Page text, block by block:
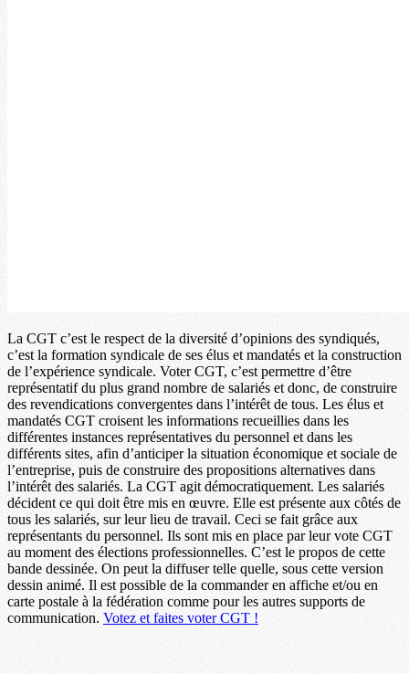
La CGT c’est le respect de la diversité d’opinions des syndiqués,
c’est la formation syndicale de ses élus et mandatés et la construction
de l’expérience syndicale. Voter CGT, c’est permettre d’être
représentatif du plus grand nombre de salariés et donc, de construire
des revendications convergentes dans l’intérêt de tous. Les élus et
mandatés CGT croisent les informations recueillies dans les
différentes instances représentatives du personnel et dans les
différents sites, afin d’anticiper la situation économique et sociale de
l’entreprise, puis de construire des propositions alternatives dans
l’intérêt des salariés. La CGT agit démocratiquement. Les salariés
décident ce qui doit être mis en œuvre. Elle est présente aux côtés de
tous les salariés, sur leur lieu de travail. Ceci se fait grâce aux
représentants du personnel. Ils sont mis en place par leur vote CGT
au moment des élections professionnelles. C’est le propos de cette
bande dessinée. On peut la diffuser telle quelle, sous cette version
dessin animé. Il est possible de la commander en affiche et/ou en
carte postale à la fédération comme pour les autres supports de
communication. Votez et faites voter CGT !